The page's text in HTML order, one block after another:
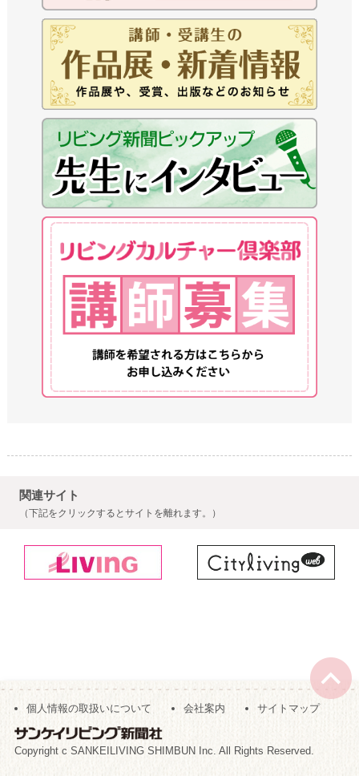
関連サイト
（下記をクリックするとサイトを離れます。）
個人情報の取扱いについて 会社案内 サイトマップ
Copyright c SANKEILIVING SHIMBUN Inc. All Rights Reserved.